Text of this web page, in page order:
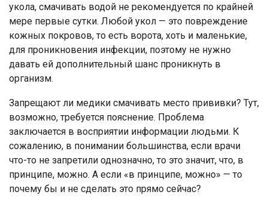
укола, смачивать водой не рекомендуется по крайней
мере первые сутки. Любой укол — это повреждение
кожных покровов, то есть ворота, хоть и маленькие,
для проникновения инфекции, поэтому не нужно
давать ей дополнительный шанс проникнуть в
организм.
Запрещают ли медики смачивать место прививки? Тут,
возможно, требуется пояснение. Проблема
заключается в восприятии информации людьми. К
сожалению, в понимании большинства, если врачи
что-то не запретили однозначно, то это значит, что, в
принципе, можно. А если «в принципе, можно» — то
почему бы и не сделать это прямо сейчас?